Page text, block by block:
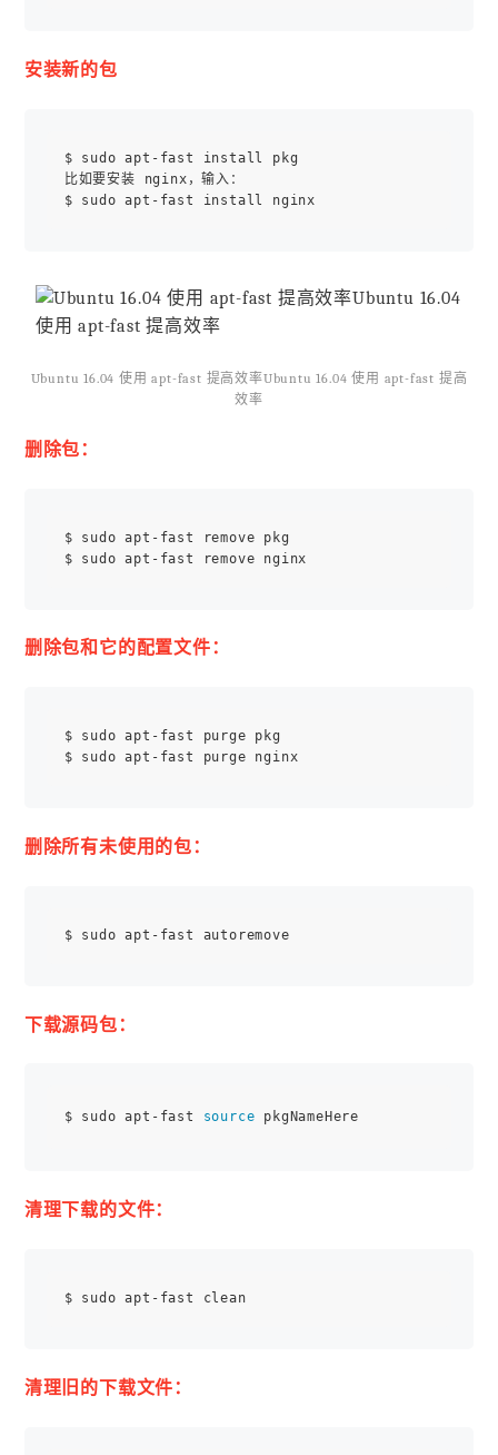
安装新的包
$ sudo apt-fast install pkg
比如要安装 nginx，输入：
Ubuntu 16.04 使用 apt-fast 提高效率Ubuntu 16.04 使用 apt-fast 提高
效率
删除包：
$ sudo apt-fast remove pkg
删除包和它的配置文件：
$ sudo apt-fast purge pkg
删除所有未使用的包：
下载源码包：
$ sudo apt-fast source
清理下载的文件：
清理旧的下载文件：